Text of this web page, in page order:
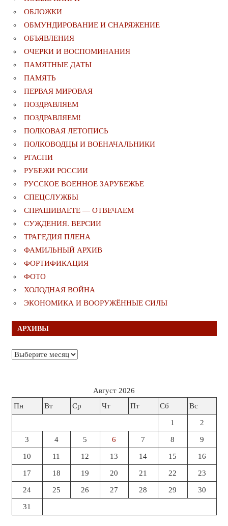
ОБЛОЖКИ
ОБМУНДИРОВАНИЕ И СНАРЯЖЕНИЕ
ОБЪЯВЛЕНИЯ
ОЧЕРКИ И ВОСПОМИНАНИЯ
ПАМЯТНЫЕ ДАТЫ
ПАМЯТЬ
ПЕРВАЯ МИРОВАЯ
ПОЗДРАВЛЯЕМ
ПОЗДРАВЛЯЕМ!
ПОЛКОВАЯ ЛЕТОПИСЬ
ПОЛКОВОДЦЫ И ВОЕНАЧАЛЬНИКИ
РГАСПИ
РУБЕЖИ РОССИИ
РУССКОЕ ВОЕННОЕ ЗАРУБЕЖЬЕ
СПЕЦСЛУЖБЫ
СПРАШИВАЕТЕ — ОТВЕЧАЕМ
СУЖДЕНИЯ. ВЕРСИИ
ТРАГЕДИЯ ПЛЕНА
ФАМИЛЬНЫЙ АРХИВ
ФОРТИФИКАЦИЯ
ФОТО
ХОЛОДНАЯ ВОЙНА
ЭКОНОМИКА И ВООРУЖЁННЫЕ СИЛЫ
АРХИВЫ
Архивы
Август 2026
Пн
Вт Ср Чт Пт Сб Вс
1 2
3 4 5 6 7 8 9
10 11 12 13 14 15 16
17 18 19 20 21 22 23
24 25 26 27 28 29 30
31